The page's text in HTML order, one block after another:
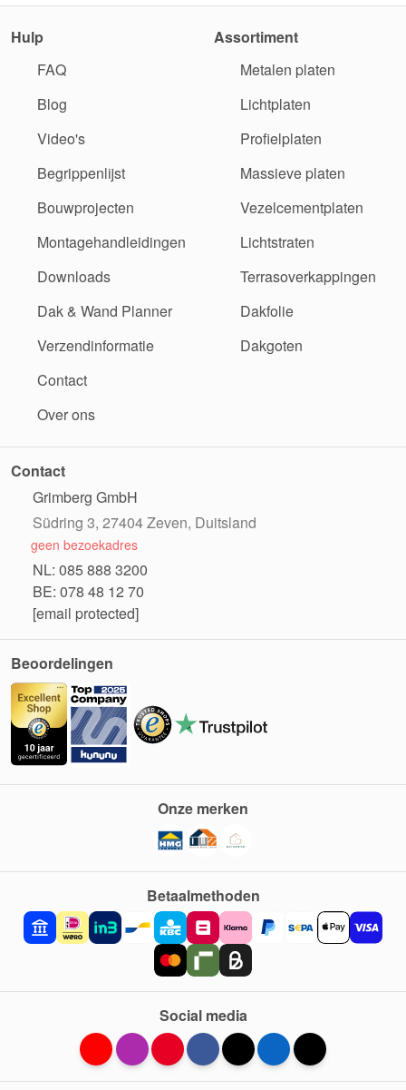
Hulp
FAQ
Blog
Video's
Begrippenlijst
Bouwprojecten
Montagehandleidingen
Downloads
Dak & Wand Planner
Verzendinformatie
Contact
Over ons
Assortiment
Metalen platen
Lichtplaten
Profielplaten
Massieve platen
Vezelcementplaten
Lichtstraten
Terrasoverkappingen
Dakfolie
Dakgoten
Contact
Grimberg GmbH
Südring 3, 27404 Zeven, Duitsland
geen bezoekadres
NL: 085 888 3200
BE: 078 48 12 70
[email protected]
Beoordelingen
Betaalmethoden
Onze merken
Social media